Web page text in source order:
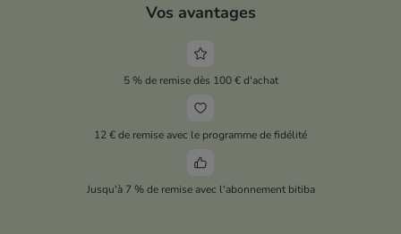
Vos avantages
5 % de remise dès 100 € d'achat
12 € de remise avec le programme de fidélité
Jusqu'à 7 % de remise avec l'abonnement bitiba